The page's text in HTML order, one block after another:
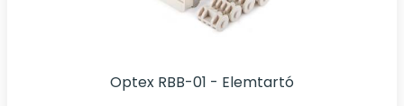
Optex RBB-01 - Elemtartó